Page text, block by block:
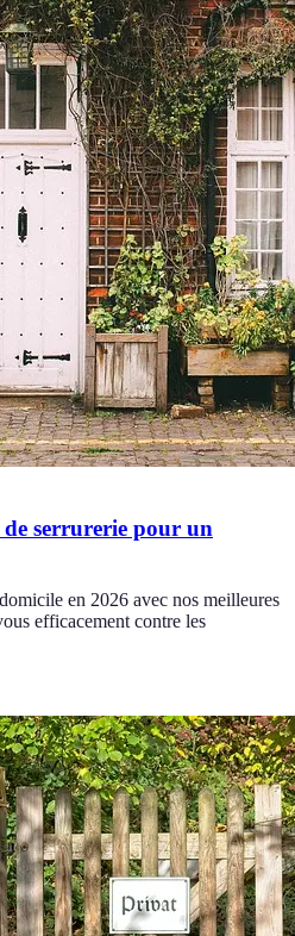
de serrurerie pour un
en 2026 avec nos meilleures
efficacement contre les